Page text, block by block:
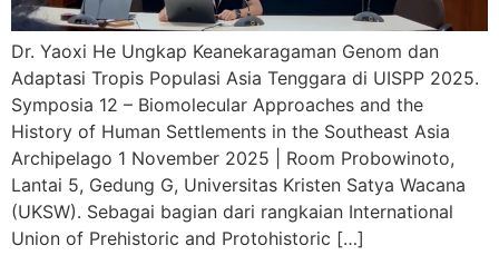
Dr. Yaoxi He Ungkap Keanekaragaman Genom dan
Adaptasi Tropis Populasi Asia Tenggara di UISPP 2025.
Symposia 12 – Biomolecular Approaches and the
History of Human Settlements in the Southeast Asia
Archipelago 1 November 2025 | Room Probowinoto,
Lantai 5, Gedung G, Universitas Kristen Satya Wacana
(UKSW). Sebagai bagian dari rangkaian International
Union of Prehistoric and Protohistoric […]